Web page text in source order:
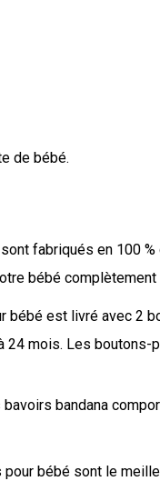
de bébé.
fabriqués en 100
bébé
bébé est livré avec
24 mois. Les
bandana
bébé sont le